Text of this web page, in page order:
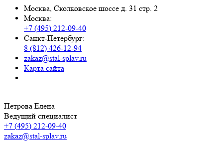
Москва, Сколковское шоссе д. 31 стр. 2
Москва:
+7 (495) 212-09-40
Санкт-Петербург:
8 (812) 426-12-94
zakaz@stal-splav.ru
Карта сайта
Петрова Елена
Ведущий специалист
+7 (495) 212-09-40
zakaz@stal-splav.ru